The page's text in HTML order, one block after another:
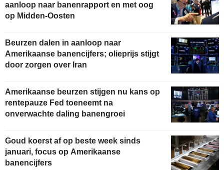
aanloop naar banenrapport en met oog
op Midden-Oosten
Beurzen dalen in aanloop naar
Amerikaanse banencijfers; olieprijs stijgt
door zorgen over Iran
Amerikaanse beurzen stijgen nu kans op
rentepauze Fed toeneemt na
onverwachte daling banengroei
Goud koerst af op beste week sinds
januari, focus op Amerikaanse
banencijfers